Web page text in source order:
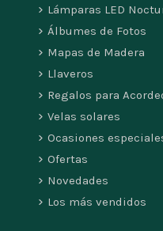
Lámparas LED
Álbumes de Fotos
Mapas de Madera
Llaveros
Regalos para
Velas solares
Ocasiones
Ofertas
Novedades
Los más vendidos